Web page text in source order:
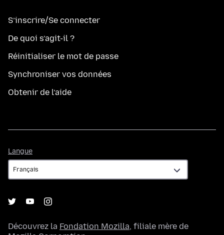
S’inscrire/Se connecter
De quoi s’agit-il ?
Réinitialiser le mot de passe
Synchroniser vos données
Obtenir de l’aide
Langue
Découvrez la Fondation Mozilla, filiale mère de